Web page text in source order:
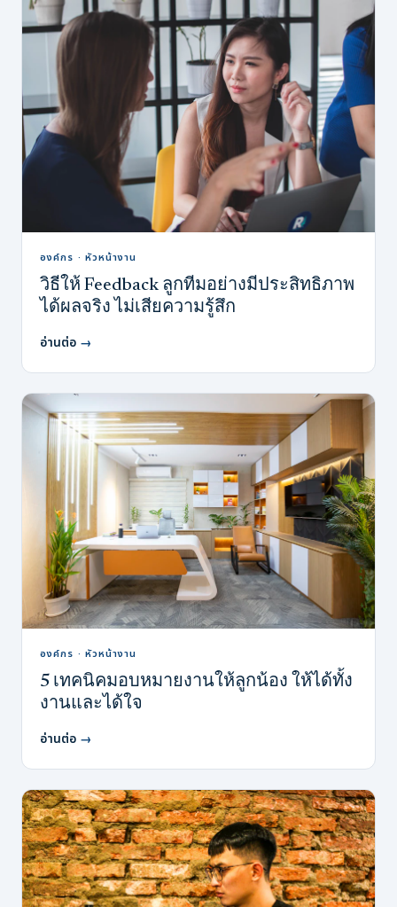
องค์กร · หัวหน้างาน
วิธีให้ Feedback ลูกทีมอย่างมีประสิทธิภาพ
ได้ผลจริง ไม่เสียความรู้สึก
อ่านต่อ →
องค์กร · หัวหน้างาน
5 เทคนิคมอบหมายงานให้ลูกน้อง ให้ได้ทั้ง
งานและได้ใจ
อ่านต่อ →